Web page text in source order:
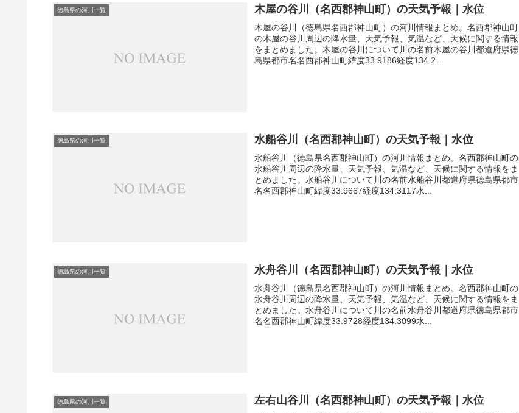
徳島県の河川一覧 木屋の谷川（名西郡神山町）の天気予報｜水位
木屋の谷川（徳島県名西郡神山町）の河川情報まとめ。名西郡神山町
の木屋の谷川周辺の降水量、天気予報、気温など、天候に関する情報
をまとめました。木屋の谷川について川の名前木屋の谷川都道府県徳
島県都市名名西郡神山町緯度33.9186経度134.2...
徳島県の河川一覧 水船谷川（名西郡神山町）の天気予報｜水位
水船谷川（徳島県名西郡神山町）の河川情報まとめ。名西郡神山町の
水船谷川周辺の降水量、天気予報、気温など、天候に関する情報をま
とめました。水船谷川について川の名前水船谷川都道府県徳島県都市
名名西郡神山町緯度33.9667経度134.3117水...
徳島県の河川一覧 水舟谷川（名西郡神山町）の天気予報｜水位
水舟谷川（徳島県名西郡神山町）の河川情報まとめ。名西郡神山町の
水舟谷川周辺の降水量、天気予報、気温など、天候に関する情報をま
とめました。水舟谷川について川の名前水舟谷川都道府県徳島県都市
名名西郡神山町緯度33.9728経度134.3099水...
徳島県の河川一覧 左右山谷川（名西郡神山町）の天気予報｜水位